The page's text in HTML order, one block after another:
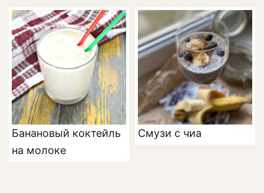
Банановый коктейль
на молоке
Смузи с чиа